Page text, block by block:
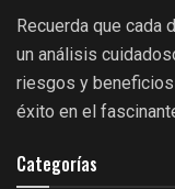
Recuerda que cada
un análisis
riesgos y beneficios
éxito en el
Categorías